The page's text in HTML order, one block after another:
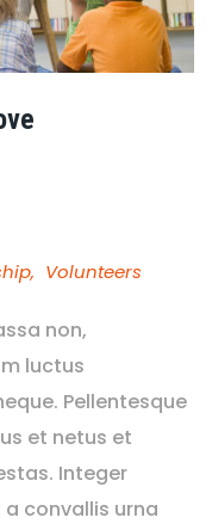
, Volunteers
non,
luctus
Pellentesque
et netus et
Integer
convallis urna